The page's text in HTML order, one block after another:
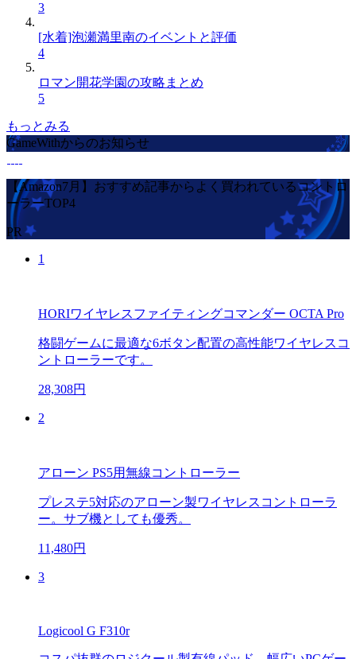
3
[水着]泡瀬満里南のイベントと評価
4
ロマン開花学園の攻略まとめ
5
もっとみる
GameWithからのお知らせ
【Amazon7月】おすすめ記事からよく買われているコントロ
ーラーTOP4
PR
1
HORIワイヤレスファイティングコマンダー OCTA Pro
格闘ゲームに最適な6ボタン配置の高性能ワイヤレスコ
ントローラーです。
28,308円
2
アローン PS5用無線コントローラー
プレステ5対応のアローン製ワイヤレスコントローラ
ー。サブ機としても優秀。
11,480円
3
Logicool G F310r